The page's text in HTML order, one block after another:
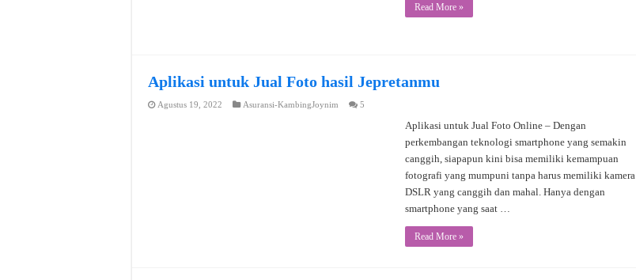
Read More »
Aplikasi untuk Jual Foto hasil Jepretanmu
Agustus 19, 2022 Asuransi-KambingJoynim 5
Aplikasi untuk Jual Foto Online – Dengan
perkembangan teknologi smartphone yang semakin
canggih, siapapun kini bisa memiliki kemampuan
fotografi yang mumpuni tanpa harus memiliki kamera
DSLR yang canggih dan mahal. Hanya dengan
smartphone yang saat …
Read More »